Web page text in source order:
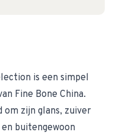
is een simpel
Fine Bone China.
zijn glans, zuiver
buitengewoon